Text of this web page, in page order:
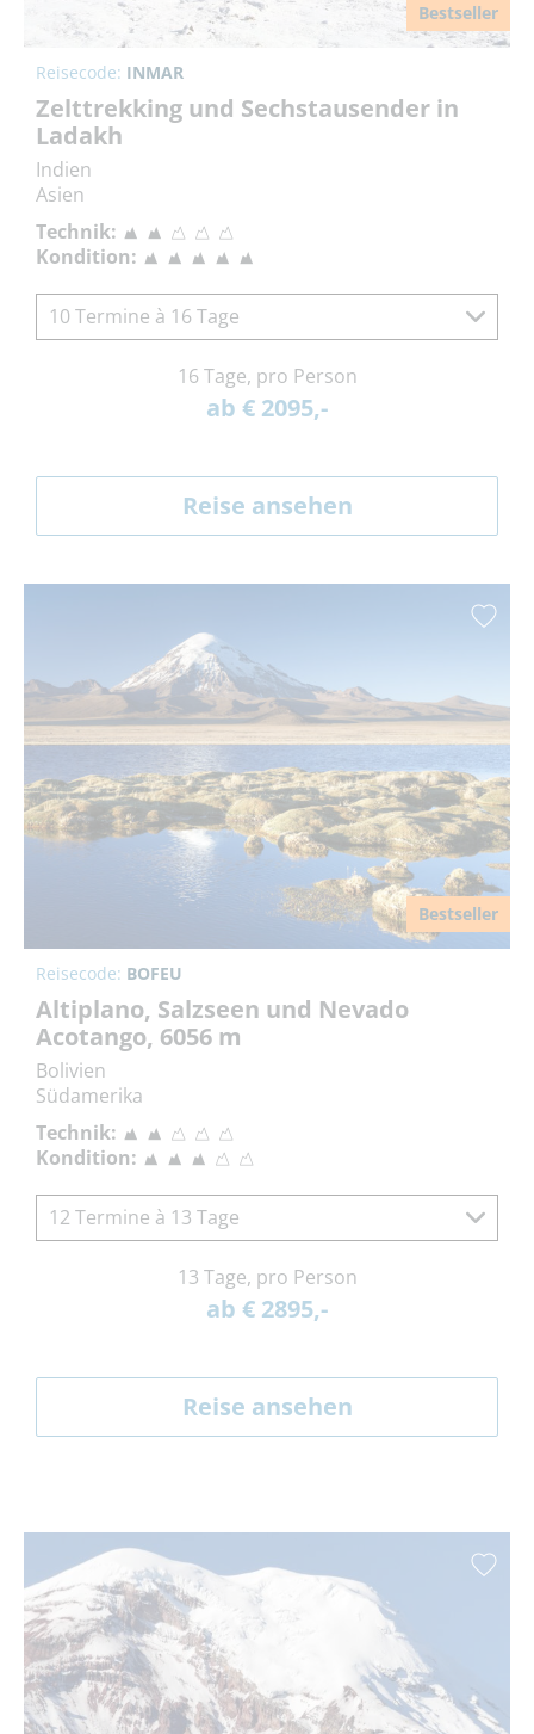
Bestseller
Reisecode: INMAR
Zelttrekking und Sechstausender in
Ladakh
Indien
Asien
Technik:
Kondition:
10 Termine à 16 Tage
16 Tage, pro Person
ab € 2095,-
Reise ansehen
Bestseller
Reisecode: BOFEU
Altiplano, Salzseen und Nevado
Acotango, 6056 m
Bolivien
Südamerika
Technik:
Kondition:
12 Termine à 13 Tage
13 Tage, pro Person
ab € 2895,-
Reise ansehen